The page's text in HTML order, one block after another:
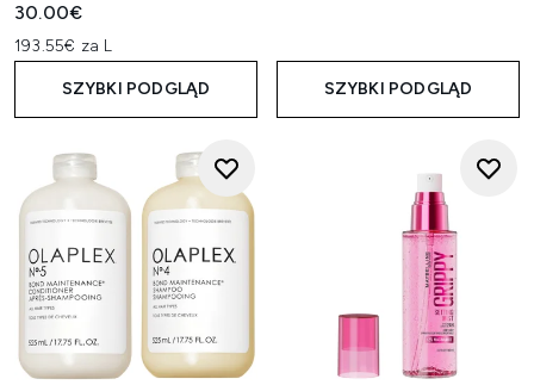
30.00€
193.55€ za L
SZYBKI PODGLĄD SZYBKI PODGLĄD